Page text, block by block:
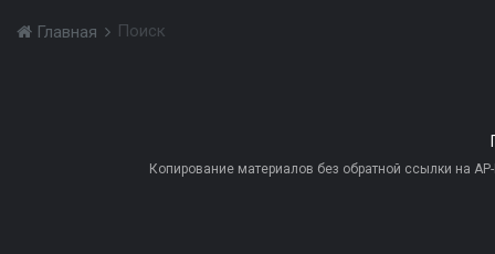
Главная Поиск
Копирование материалов без обратной ссылки на